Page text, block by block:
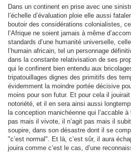
Dans un continent en prise avec une
l’échelle d’évaluation ploie elle aussi
boutoir des considérations colonialistes,
l’Afrique ne soient jamais à même
standards d’une humanité universelle,
l’humain africain, tel un personnage
dans la constante relativisation de ses
qui le confinent bien entendu aux
tripatouillages dignes des primitifs des
évidemment la moindre portée décisive
moins pour son futur. Et pour cela il
notoriété, et il en sera ainsi aussi
la conception manichéenne qui l’accable
pas mais il vivote, il n’agit pas mais il
soupire, dans son désastre dont il se
"c’est normal". Et là, c’est sûr, il aura
jouira comme c’est le cas, d’une